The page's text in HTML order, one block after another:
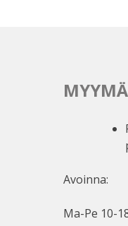
Avoinna:
Ma-Pe 10-